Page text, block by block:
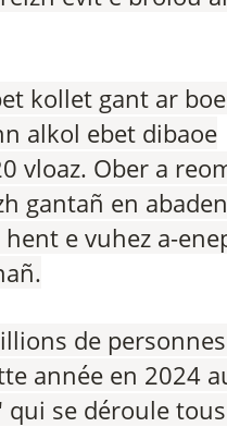
kollet gant ar
alkol ebet dibaoe
vloaz. Ober a
gantañ en
e vuhez a-
de
année en 2024
qui se déroule